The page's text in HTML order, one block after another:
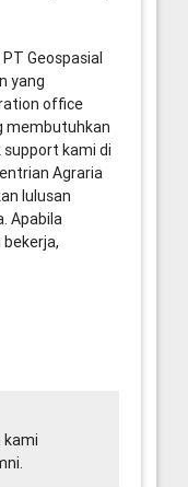
Geospasial
yang
office
membutuhkan
kami di
Agraria
lulusan
Apabila
kami